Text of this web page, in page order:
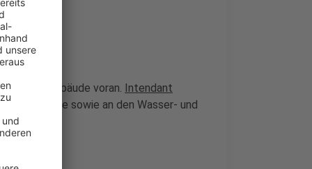
am Gebäude voran. Intendant
sowie an den Wasser- und